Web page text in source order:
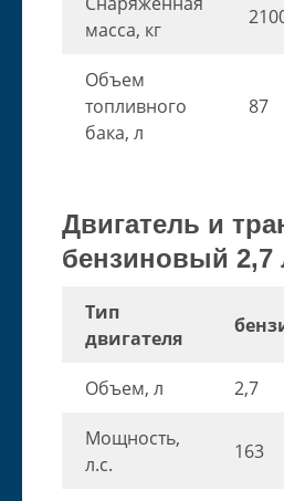
масса, кг
Объем
топливного
бака, л
87
Двигатель и
бензиновый 2,7
Тип
двигателя
Объем, л 2,7
Мощность,
л.с.
163